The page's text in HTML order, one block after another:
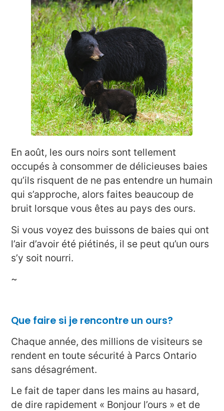
En août, les ours noirs sont tellement
occupés à consommer de délicieuses baies
qu’ils risquent de ne pas entendre un humain
qui s’approche, alors faites beaucoup de
bruit lorsque vous êtes au pays des ours.
Si vous voyez des buissons de baies qui ont
l’air d’avoir été piétinés, il se peut qu’un ours
s’y soit nourri.
~
Que faire si je rencontre un ours?
Chaque année, des millions de visiteurs se
rendent en toute sécurité à Parcs Ontario
sans désagrément.
Le fait de taper dans les mains au hasard,
de dire rapidement « Bonjour l’ours » et de